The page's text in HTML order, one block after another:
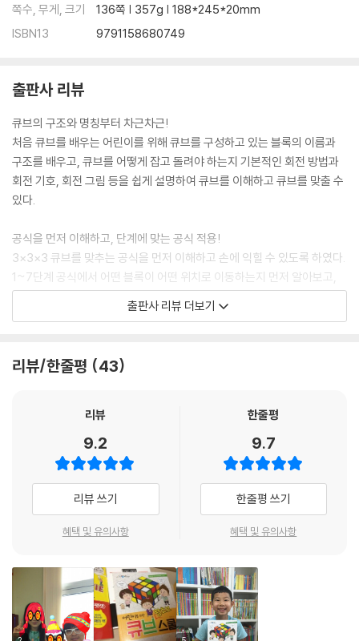
퀴즈] 큐브 3단계를 마스터 하라
3층의 시작 엣지 블록 맞추기
02 노란색 윗면 완성하기 (5단계)
3층의 마무리 코너 블록 맞추기
어떻게 잡고 맞출까?
핵심 포인트] 노란색 윗면 완성하기
퀴즈] 큐브 4·5단계를 마스터 하라
6강 3층 완성하기(6?7단계)
01 3층 코너 블록 완성하기(6단계)
02 3층 엣지 블록 완성하기(7단계)
핵심 포인트] 3층 완성하기
퀴즈] 큐브 6,7단계를 마스터 하라
7강 2×2×2 큐브 맞추기
03 1층 완성하기(1단계)
04 노란색 윗면 완성하기(2단계)
05 2층 완성하기(3단계)
퀴즈] 2×2×2 큐브를 마스터 하라
쪽수, 무게, 크기
136쪽 | 357g | 188*245*20mm
ISBN13
9791158680749
출판사 리뷰
큐브의 구조와 명칭부터 차근차근!
처음 큐브를 배우는 어린이를 위해 큐브를 구성하고 있는 블록의 이름과
구조를 배우고, 큐브를 어떻게 잡고 돌려야 하는지 기본적인 회전 방법과
회전 기호, 회전 그림 등을 쉽게 설명하여 큐브를 이해하고 큐브를 맞출 수
있다.
공식을 먼저 이해하고, 단계에 맞는 공식 적용!
3×3×3 큐브를 맞추는 공식을 먼저 이해하고 손에 익힐 수 있도록 하였다.
1~7단계 공식에서 어떤 블록이 어떤 위치로 이동하는지 먼저 알아보고,
각 상황에 맞춰 그 공식을 선택적으로 사용할 수 있게 한다.
수 있게 하여 큐브가 돌아가는 모양과 함께 큐브를 돌리는 손 모양을 정확
출판사 리뷰 더보기
리뷰/한줄평 43
리뷰
9.2
리뷰 쓰기
혜택 및 유의사항
한줄평
9.7
한줄평 쓰기
혜택 및 유의사항